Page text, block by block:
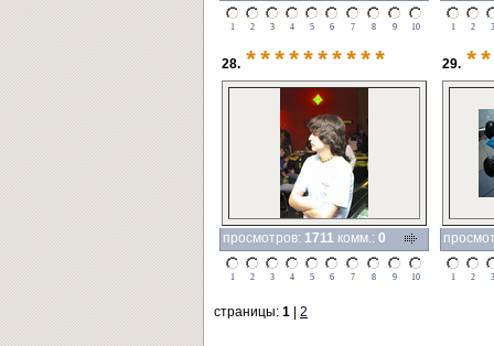
1 2 3 4 5 6 7 8 9 10 1 2 3
28. **********
просмотров: 1711 комм.: 0
1 2 3 4 5 6 7 8 9 10
29.
1 2 3
страницы: 1 2